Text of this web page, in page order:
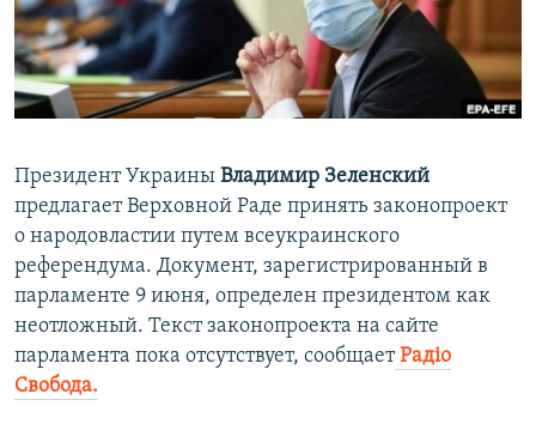
ПОБЕДИТЕЛЕЙ НЕ СУДЯТ?
КРЫМ.НЕПОКОРЕННЫЙ
ELIFBE
ПРИСОЕДИНЯЙТЕСЬ!
Все сайты RFE/RL
Президент Украины Владимир Зеленский
предлагает Верховной Раде принять законопроект
о народовластии путем всеукраинского
референдума. Документ, зарегистрированный в
парламенте 9 июня, определен президентом как
неотложный. Текст законопроекта на сайте
парламента пока отсутствует, сообщаетРадіо
Свобода.